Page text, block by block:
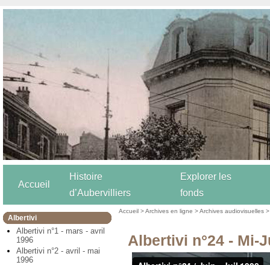
Accueil
Histoire
d’Aubervilliers
Explorer les
fonds
Albertivi
Albertivi n°1 - mars - avril
1996
Albertivi n°2 - avril - mai
1996
Accueil >Archives en ligne >Archives audiovisuelles
Albertivi n°24 - Mi-